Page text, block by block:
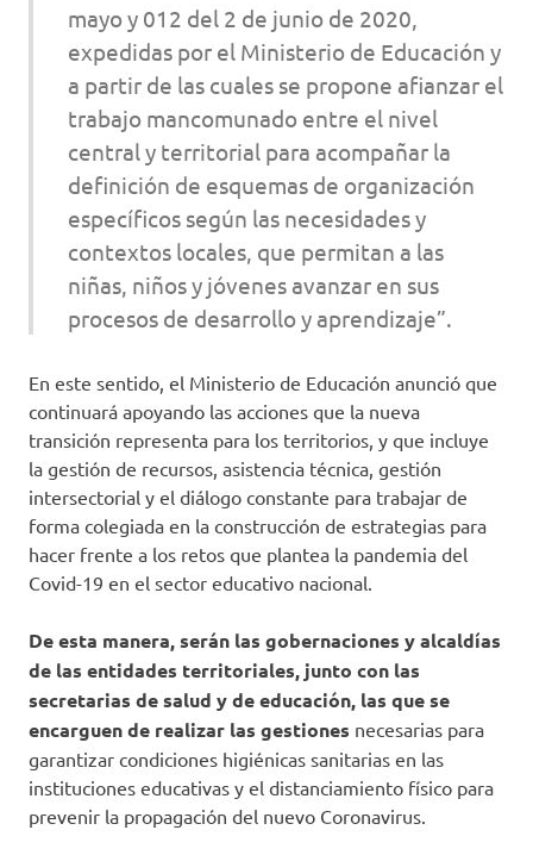
mayo y 012 del 2 de junio de 2020,
expedidas por el Ministerio de Educación y
a partir de las cuales se propone afianzar el
trabajo mancomunado entre el nivel
central y territorial para acompañar la
definición de esquemas de organización
específicos según las necesidades y
contextos locales, que permitan a las
niñas, niños y jóvenes avanzar en sus
procesos de desarrollo y aprendizaje”.
En este sentido, el Ministerio de Educación anunció que
continuará apoyando las acciones que la nueva
transición representa para los territorios, y que incluye
la gestión de recursos, asistencia técnica, gestión
intersectorial y el diálogo constante para trabajar de
forma colegiada en la construcción de estrategias para
hacer frente a los retos que plantea la pandemia del
Covid-19 en el sector educativo nacional.
De esta manera, serán las gobernaciones y alcaldías
de las entidades territoriales, junto con las
secretarias de salud y de educación, las que se
encarguen de realizar las gestiones necesarias para
garantizar condiciones higiénicas sanitarias en las
instituciones educativas y el distanciamiento físico para
prevenir la propagación del nuevo Coronavirus.